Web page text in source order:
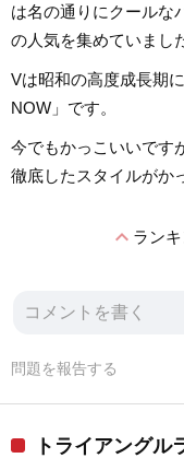
は名の通りにクールな
の人気を集めていまし
Vは昭和の高度成長期
NOW」です。
今でもかっこいいです
徹底したスタイルがか
expand_lessラン
問題を報告する
トライアングル